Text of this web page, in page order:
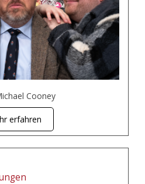
Cooney
erfahren